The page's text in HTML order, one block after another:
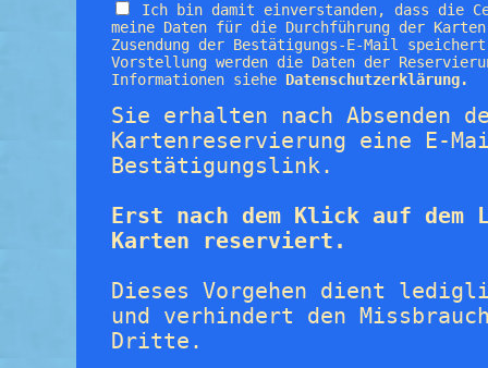
Ich bin damit einverstanden, dass die
meine Daten für die Durchführung der
Zusendung der Bestätigungs-E-Mail
Vorstellung werden die Daten der
Informationen siehe Datenschutzerklärung.
Sie erhalten nach Absenden
Kartenreservierung eine E-
Bestätigungslink.
Erst nach dem Klick auf
Karten reserviert.
Dieses Vorgehen dient
und verhindert den
Dritte.